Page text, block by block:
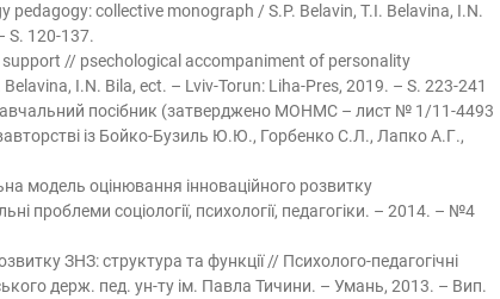
collective monograph / S.P. Belavin, T.I. Belavina, I.N.
S. 120-137.
// psechological accompaniment of personality
I.N. Bila, ect. – Lviv-Torun: Liha-Pres, 2019. – S. 223-241
посібник (затверджено МОНМС – лист № 1/11-4493
із Бойко-Бузиль Ю.Ю., Горбенко С.Л., Лапко А.Г.,
модель оцінювання інноваційного розвитку
проблеми соціології, психології, педагогіки. – 2014. – №4
ЗНЗ: структура та функції // Психолого-педагогічні
держ. пед. ун-ту ім. Павла Тичини. – Умань, 2013. – Вип.